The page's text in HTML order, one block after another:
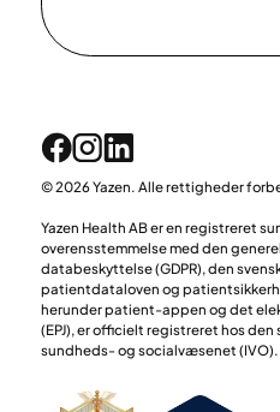
© 2026 Yazen. Alle rettigheder
Yazen Health AB er en registreret
overensstemmelse med den
databeskyttelse (GDPR), den
patientdataloven og
herunder patient-appen og det
(EPJ), er officielt registreret hos
sundheds- og socialvæsenet (IVO).